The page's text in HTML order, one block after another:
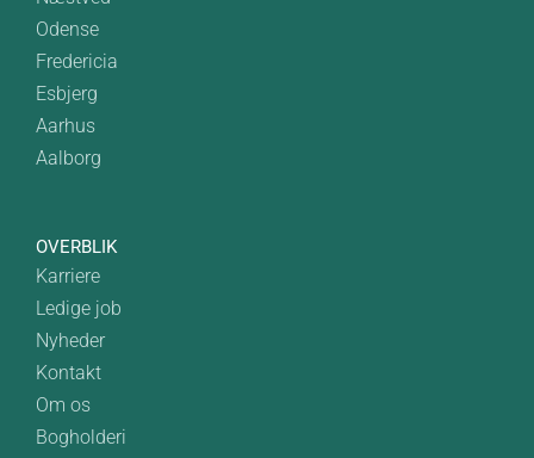
Odense
Fredericia
Esbjerg
Aarhus
Aalborg
OVERBLIK
Karriere
Ledige job
Nyheder
Kontakt
Om os
Bogholderi